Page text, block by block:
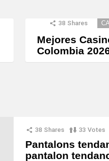
38 Shares
Mejores
Colombia
38 Shares 33 Votes
Pantalons
pantalon